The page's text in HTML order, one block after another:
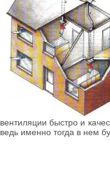
вентиляции быстро и
ведь именно тогда в нем